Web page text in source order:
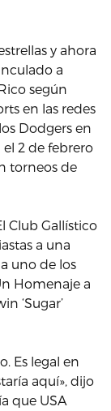
y ahora
a
según
en las redes
Dodgers en
2 de febrero
torneos de
Club Gallístico
a una
uno de los
Homenaje a
‘Sugar’
Es legal en
aquí», dijo
que USA